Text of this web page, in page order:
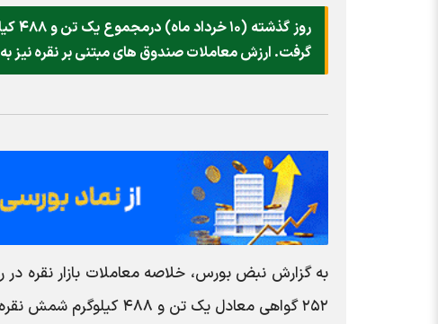
گرفت. ارزش معاملات صندوق های مبتنی بر نقره نیز
۲۵۲ گواهی معادل یک تن و ۴۸۸ کیلوگرم شمش نقره به ارزش ۷۱۷ میلیارد تومان دادوستد شد.